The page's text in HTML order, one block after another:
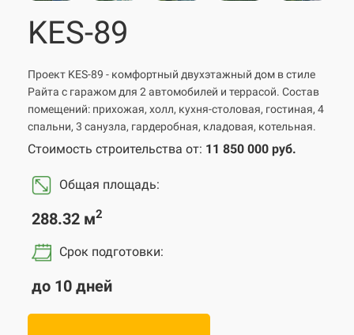
KES-89
Проект KES-89 - комфортный двухэтажный дом в стиле
Райта c гаражом для 2 автомобилей и террасой. Состав
помещений: прихожая, холл, кухня-столовая, гостиная, 4
спальни, 3 санузла, гардеробная, кладовая, котельная.
Стоимость строительства от: 11 850 000 руб.
Общая площадь:
288.32 м2
Срок подготовки:
до 10 дней